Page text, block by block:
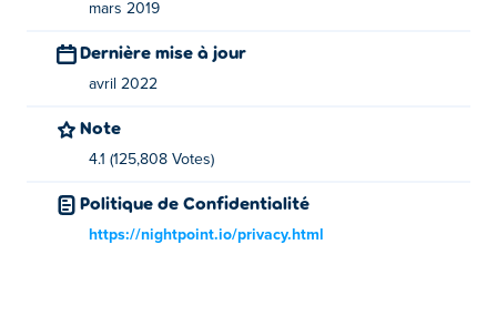
mars 2019
Dernière mise à jour
avril 2022
Note
4.1 (125,808 Votes)
Politique de Confidentialité
https://nightpoint.io/privacy.html